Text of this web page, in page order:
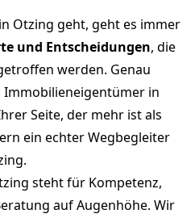
Otzing geht, geht es immer
und Entscheidungen, die
werden. Genau
Immobilieneigentümer in
Seite, der mehr ist als
ein echter Wegbegleiter
steht für Kompetenz,
auf Augenhöhe. Wir